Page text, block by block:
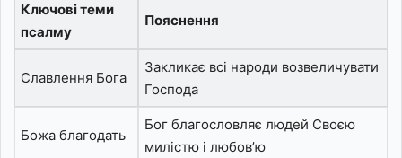
Ключові теми
псалму
Пояснення
Славлення Бога
Закликає всі народи возвеличувати
Господа
Божа благодать
Бог благословляє людей Своєю
милістю і любов’ю